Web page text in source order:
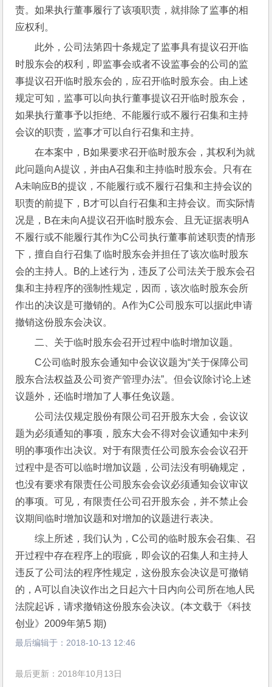
责。如果执行董事履行了该项职责，就排除了监事的相
应权利。
此外，公司法第四十条规定了监事具有提议召开临
时股东会的权利，即监事会或者不设监事会的公司的监
事提议召开临时股东会的，应召开临时股东会。由上述
规定可知，监事可以向执行董事提议召开临时股东会，
如果执行董事予以拒绝、不能履行或不履行召集和主持
会议的职责，监事才可以自行召集和主持。
在本案中，B如果要求召开临时股东会，其权利为就
此问题向A提议，并由A召集和主持临时股东会。只有在
A未响应B的提议，不能履行或不履行召集和主持会议的
职责的前提下，B才可以自行召集和主持会议。而实际情
况是，B在未向A提议召开临时股东会、且无证据表明A
不履行或不能履行其作为C公司执行董事前述职责的情形
下，擅自自行召集了临时股东会并担任了该次临时股东
会的主持人。B的上述行为，违反了公司法关于股东会召
集和主持程序的强制性规定，因而，该次临时股东会所
作出的决议是可撤销的。A作为C公司股东可以据此申请
撤销这份股东会决议。
二、关于临时股东会召开过程中临时增加议题。
C公司临时股东会通知中会议议题为“关于保障公司
股东合法权益及公司资产管理办法”。但会议除讨论上述
议题外，还临时增加了人事任免议题。
公司法仅规定股份有限公司召开股东大会，会议议
题为必须通知的事项，股东大会不得对会议通知中未列
明的事项作出决议。对于有限责任公司股东会会议召开
过程中是否可以临时增加议题，公司法没有明确规定，
也没有要求有限责任公司股东会会议必须通知会议审议
的事项。可见，有限责任公司召开股东会，并不禁止会
议期间临时增加议题和对增加的议题进行表决。
综上所述，我们认为，C公司的临时股东会召集、召
开过程中存在程序上的瑕疵，即会议的召集人和主持人
违反了公司法的程序性规定，这份股东会决议是可撤销
的，A可以自决议作出之日起六十日内向公司所在地人民
法院起诉，请求撤销这份股东会决议。(本文载于《科技
创业》2009年第5 期)
最后编辑于： 2018-10-13 12:46
最后更新：2018年10月13日